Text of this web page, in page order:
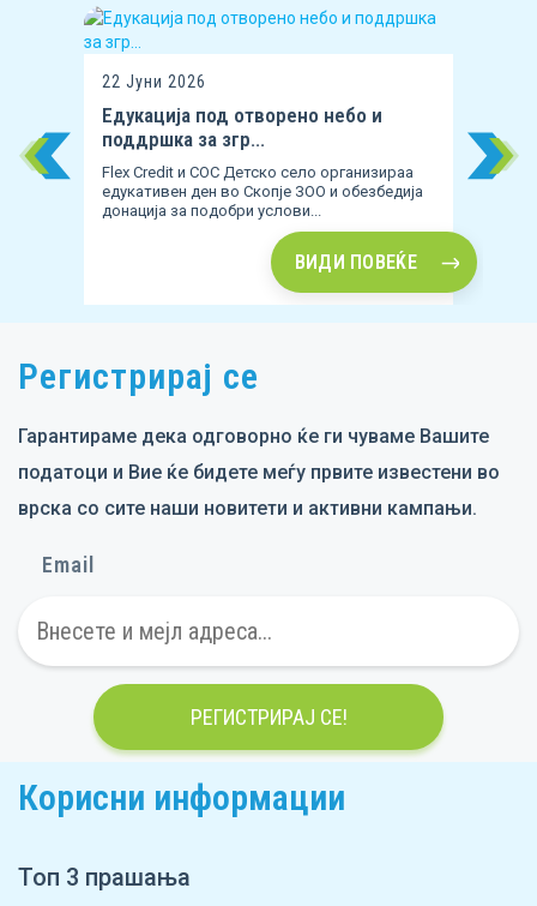
22 Јуни 2026
Едукација под отворено небо и
поддршка за згр...
Flex Credit и СОС Детско село организираа
едукативен ден во Скопје ЗОО и обезбедија
донација за подобри услови...
ВИДИ ПОВЕЌЕ
10
Регистрирај се
Гарантираме дека одговорно ќе ги чуваме Вашите
податоци и Вие ќе бидете меѓу првите известени во
врска со сите наши новитети и активни кампањи.
Email
РЕГИСТРИРАЈ СЕ!
Корисни информации
Топ 3 прашања